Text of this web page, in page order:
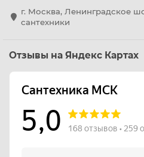
г. Москва, Ленинградское
сантехники
Отзывы на Яндекс Картах